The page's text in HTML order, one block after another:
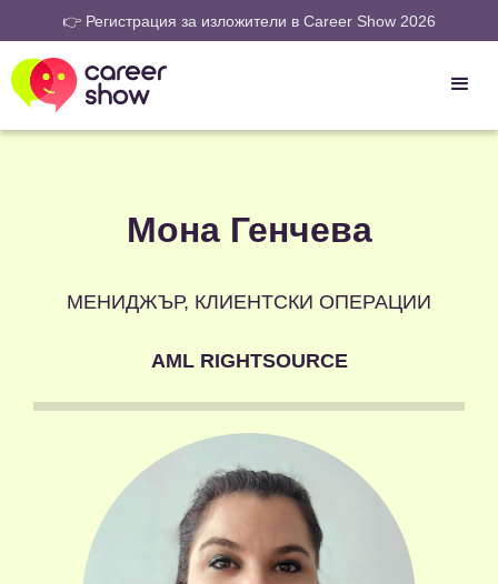
👉 Регистрация за изложители в Career Show 2026
Мона Генчева
МЕНИДЖЪР, КЛИЕНТСКИ ОПЕРАЦИИ
AML RIGHTSOURCE